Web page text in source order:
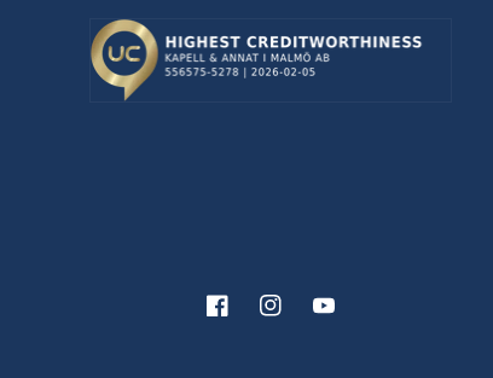
FacebookInstagramYouTube